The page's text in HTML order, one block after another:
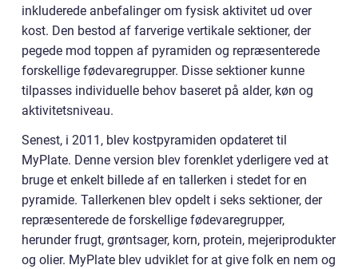
inkluderede anbefalinger om fysisk aktivitet ud over
kost. Den bestod af farverige vertikale sektioner, der
pegede mod toppen af pyramiden og repræsenterede
forskellige fødevaregrupper. Disse sektioner kunne
tilpasses individuelle behov baseret på alder, køn og
aktivitetsniveau.
Senest, i 2011, blev kostpyramiden opdateret til
MyPlate. Denne version blev forenklet yderligere ved at
bruge et enkelt billede af en tallerken i stedet for en
pyramide. Tallerkenen blev opdelt i seks sektioner, der
repræsenterede de forskellige fødevaregrupper,
herunder frugt, grøntsager, korn, protein, mejeriprodukter
og olier. MyPlate blev udviklet for at give folk en nem og